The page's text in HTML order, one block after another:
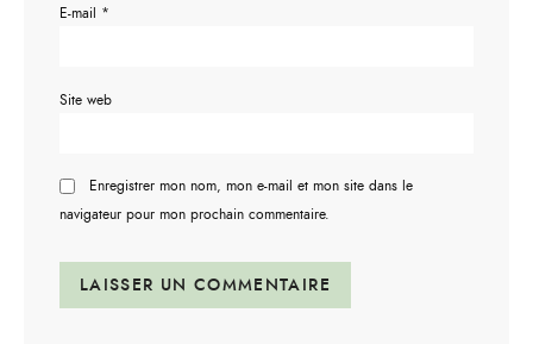
E-mail *
Site web
Enregistrer mon nom, mon e-mail et mon site dans le
navigateur pour mon prochain commentaire.